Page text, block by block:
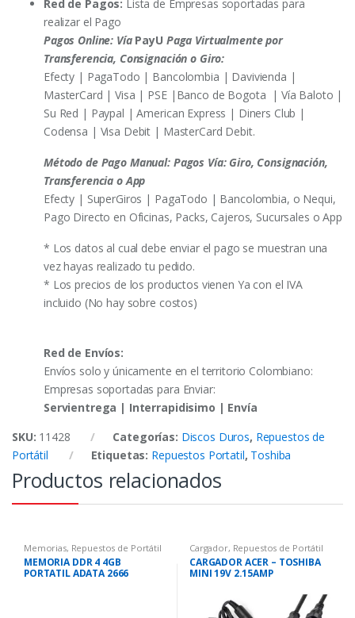
Red de Pagos: Lista de Empresas soportadas para
realizar el Pago
Pagos Online: Vía PayU Paga Virtualmente por
Transferencia, Consignación o Giro:
Efecty | PagaTodo | Bancolombia | Davivienda |
MasterCard | Visa | PSE |Banco de Bogota | Vía Baloto |
Su Red | Paypal | American Express | Diners Club |
Codensa | Visa Debit | MasterCard Debit.
Método de Pago Manual: Pagos Vía: Giro, Consignación,
Transferencia o App
Efecty | SuperGiros | PagaTodo | Bancolombia, o Nequi,
Pago Directo en Oficinas, Packs, Cajeros, Sucursales o App
* Los datos al cual debe enviar el pago se muestran una
vez hayas realizado tu pedido.
* Los precios de los productos vienen Ya con el IVA
incluido (No hay sobre costos)
Red de Envíos:
Envíos solo y únicamente en el territorio Colombiano:
Empresas soportadas para Enviar:
Servientrega | Interrapidisimo | Envía
SKU: 11428 Categorías: Discos Duros, Repuestos de
Portátil
Etiquetas: Repuestos Portatil, Toshiba
Productos relacionados
Memorias, Repuestos de Portátil
MEMORIA DDR 4 4GB
PORTATIL ADATA 2666
Cargador, Repuestos de Portátil
CARGADOR ACER – TOSHIBA
MINI 19V 2.15AMP